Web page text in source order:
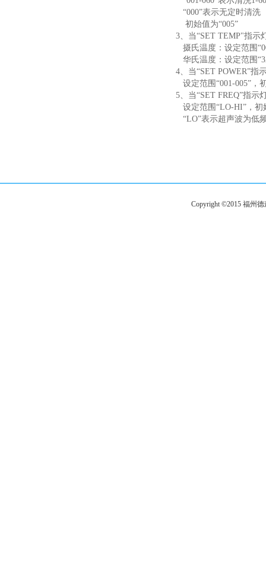
“000”表示无定时清洗
初始值为“005”
3、当“SET TEMP"指示
摄氏温度：设定范围
华氏温度：设定范围
4、当“SET POWER”指
设定范围“001-005”，初
5、当“SET FREQ”指示
设定范围“LO-HI”，初
“LO”表示超声波为低频
Copyright ©2015 福州